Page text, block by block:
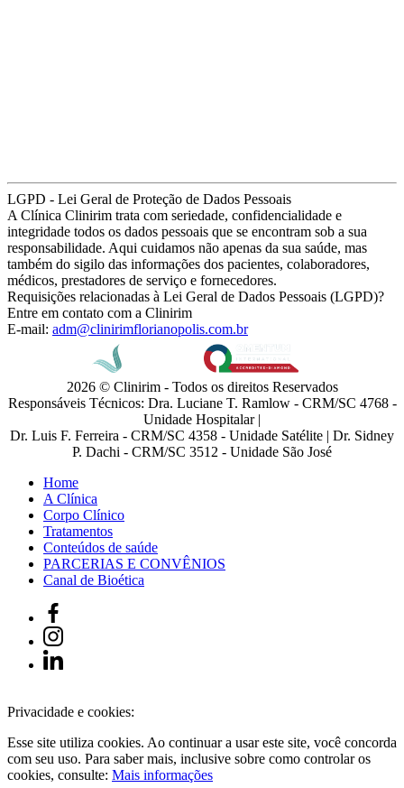
LGPD - Lei Geral de Proteção de Dados Pessoais
A Clínica Clinirim trata com seriedade, confidencialidade e
integridade todos os dados pessoais que se encontram sob a sua
responsabilidade. Aqui cuidamos não apenas da sua saúde, mas
também do sigilo das informações dos pacientes, colaboradores,
médicos, prestadores de serviço e fornecedores.
Requisições relacionadas à Lei Geral de Dados Pessoais (LGPD)?
Entre em contato com a Clinirim
E-mail: adm@clinirimflorianopolis.com.br
2026 © Clinirim - Todos os direitos Reservados
Responsáveis Técnicos: Dra. Luciane T. Ramlow - CRM/SC 4768 -
Unidade Hospitalar |
Dr. Luis F. Ferreira - CRM/SC 4358 - Unidade Satélite | Dr. Sidney
P. Dachi - CRM/SC 3512 - Unidade São José
Home
A Clínica
Corpo Clínico
Tratamentos
Conteúdos de saúde
PARCERIAS E CONVÊNIOS
Canal de Bioética
Privacidade e cookies:
Esse site utiliza cookies. Ao continuar a usar este site, você concorda
com seu uso. Para saber mais, inclusive sobre como controlar os
cookies, consulte: Mais informações